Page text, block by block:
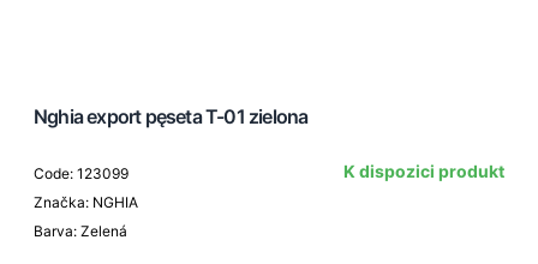
Nghia export pęseta T-01 zielona
Code: 123099
Značka: NGHIA
Barva: Zelená
K dispozici produkt